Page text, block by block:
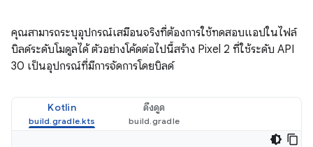
คุณสามารถระบุอุปกรณ์เสมือนจริงที่ต้องการใช้ทดสอบแอปในไฟล์
บิลด์ระดับโมดูลได้ ตัวอย่างโค้ดต่อไปนี้สร้าง Pixel 2 ที่ใช้ระดับ API
30 เป็นอุปกรณ์ที่มีการจัดการโดยบิลด์
Kotlin ดึงดูด